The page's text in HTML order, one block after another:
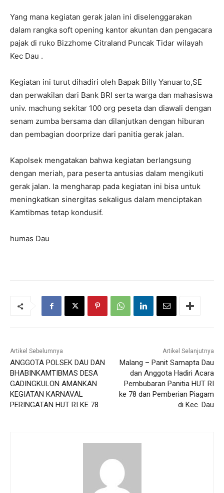
Yang mana kegiatan gerak jalan ini diselenggarakan
dalam rangka soft opening kantor akuntan dan pengacara
pajak di ruko Bizzhome Citraland Puncak Tidar wilayah
Kec Dau .
Kegiatan ini turut dihadiri oleh Bapak Billy Yanuarto,SE
dan perwakilan dari Bank BRI serta warga dan mahasiswa
univ. machung sekitar 100 org peseta dan diawali dengan
senam zumba bersama dan dilanjutkan dengan hiburan
dan pembagian doorprize dari panitia gerak jalan.
Kapolsek mengatakan bahwa kegiatan berlangsung
dengan meriah, para peserta antusias dalam mengikuti
gerak jalan. Ia mengharap pada kegiatan ini bisa untuk
meningkatkan sinergitas sekaligus dalam menciptakan
Kamtibmas tetap kondusif.
humas Dau
Artikel Sebelumnya
ANGGOTA POLSEK DAU DAN
BHABINKAMTIBMAS DESA
GADINGKULON AMANKAN
KEGIATAN KARNAVAL
PERINGATAN HUT RI KE 78
Artikel Selanjutnya
Malang – Panit Samapta Dau
dan Anggota Hadiri Acara
Pembubaran Panitia HUT RI
ke 78 dan Pemberian Piagam
di Kec. Dau